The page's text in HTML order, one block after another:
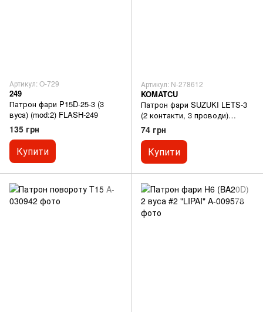
Артикул: O-729
249
Патрон фари P15D-25-3 (3
вуса) (mod:2) FLASH-249
135 грн
Купити
Артикул: N-278612
KOMATCU
Патрон фари SUZUKI LETS-3
(2 контакти, 3 проводи)
KOMATCU
74 грн
Купити